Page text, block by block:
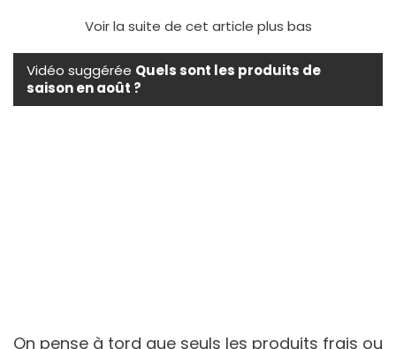
Voir la suite de cet article plus bas
Vidéo suggérée Quels sont les produits de
saison en août ?
On pense à tord que seuls les produits frais ou